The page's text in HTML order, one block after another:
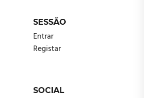
SESSÃO
Entrar
Registar
SOCIAL